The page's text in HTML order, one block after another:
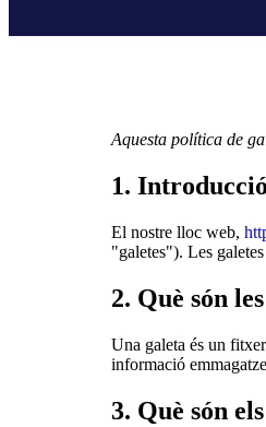
Aquesta política de
1. Introducció
El nostre lloc web,
"galetes"). Les
2. Què són
Una galeta és un
informació
3. Què són